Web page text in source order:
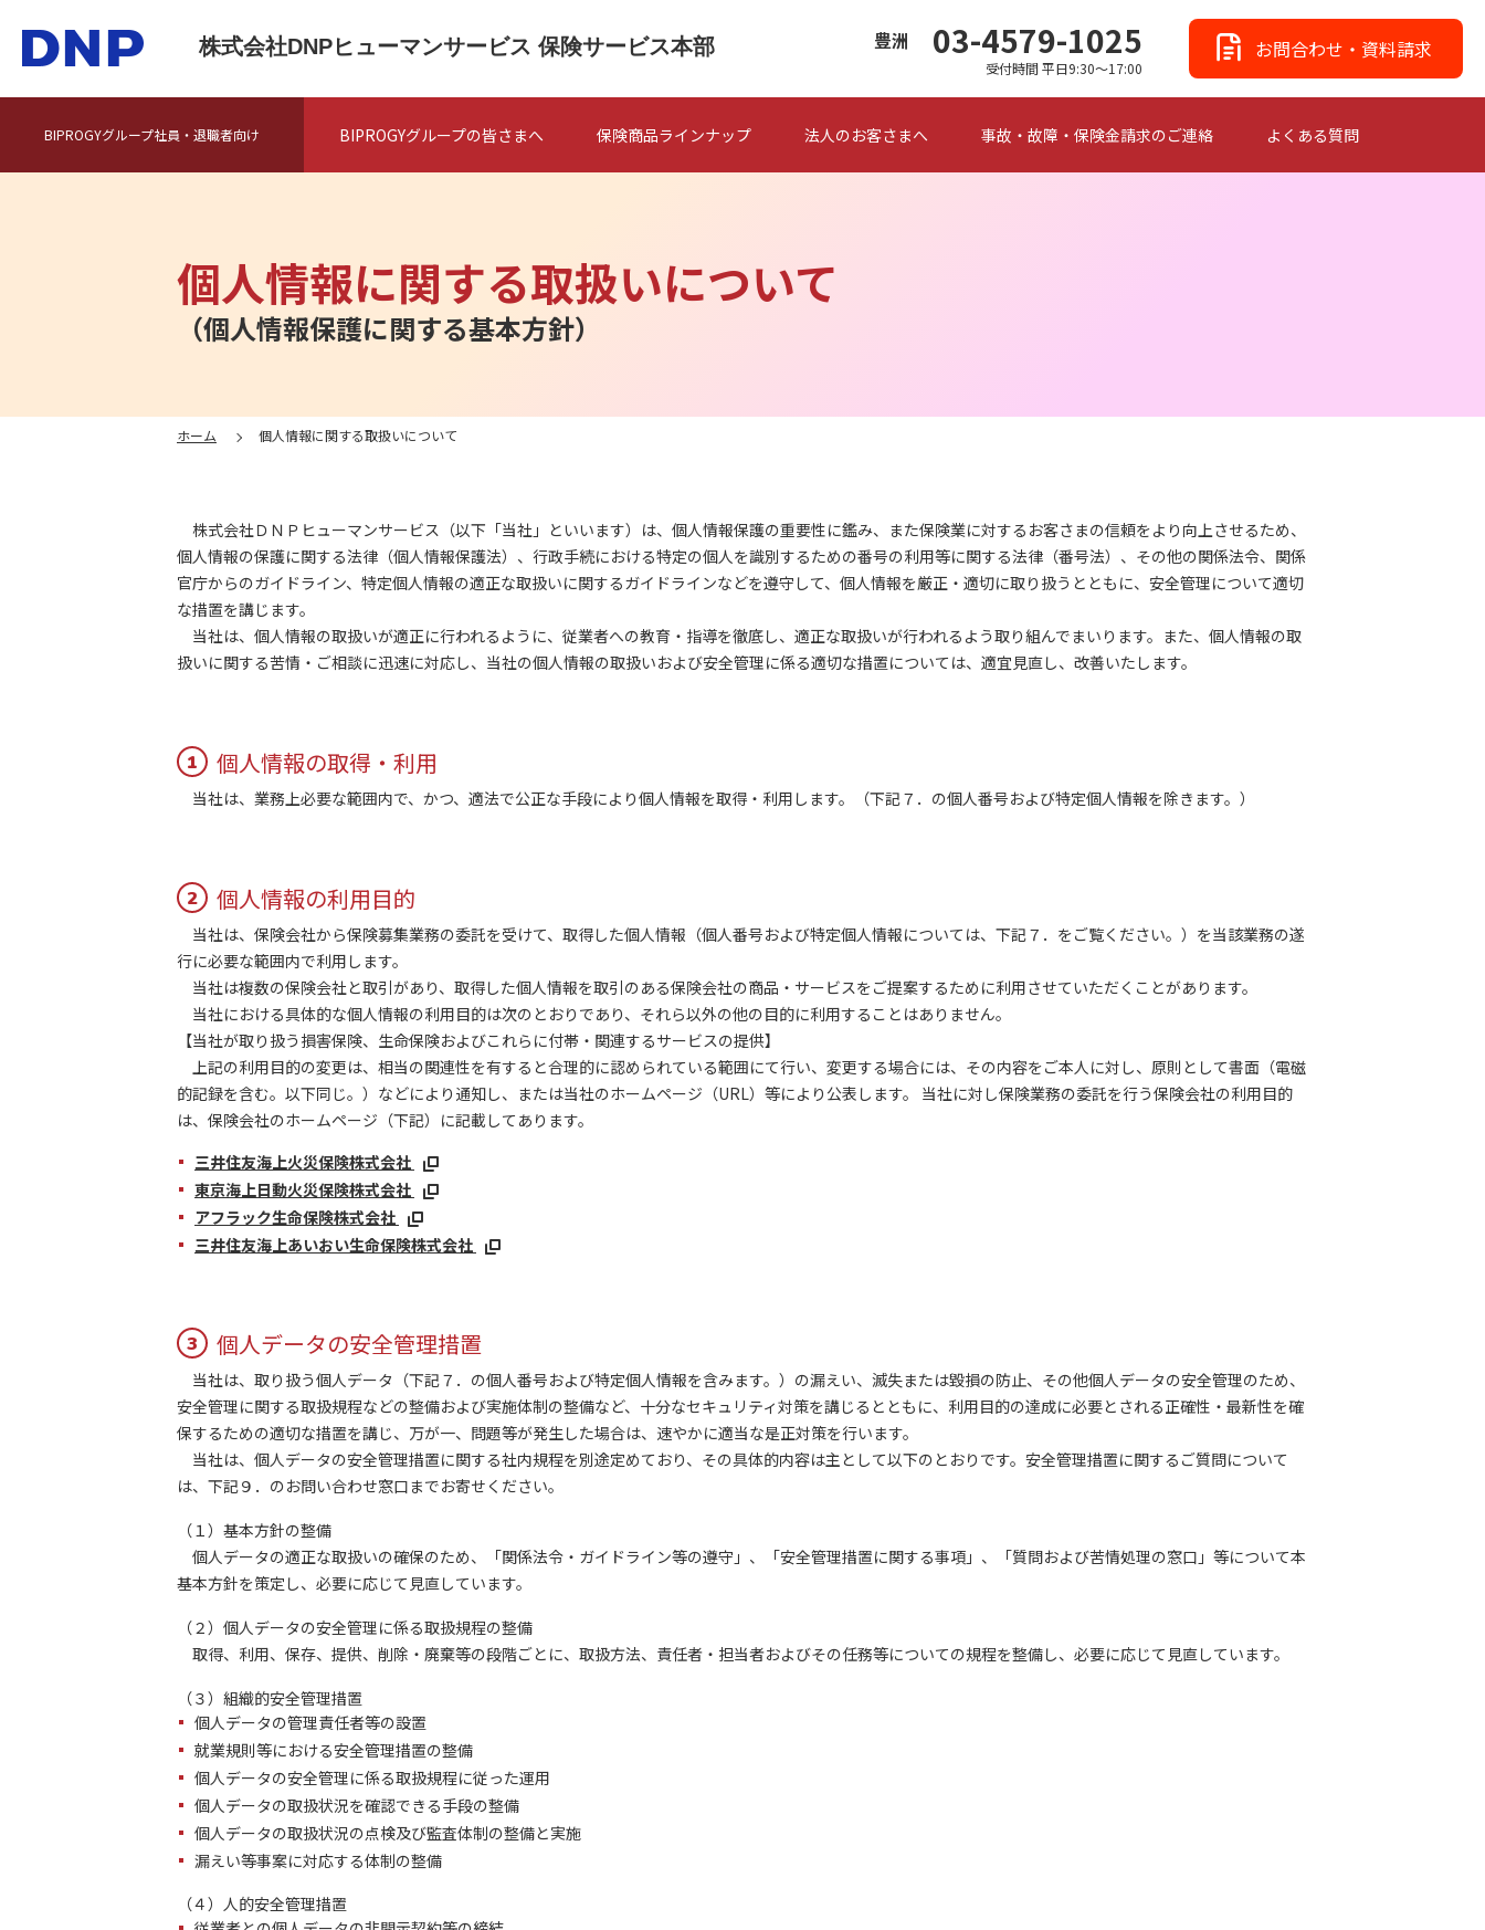
株式会社DNPヒューマンサービス 保険サービス本部
BIPROGYグループ社員・退職者向け BIPROGYグループの皆さまへ 保険商品ラインナップ 法人のお客さまへ 事故・故障・保険金請求のご連絡 よくある質問
豊洲 03-4579-1025
受付時間 平日9:30～17:00
お問合わせ・資料請求
個人情報に関する取扱いについて
（個人情報保護に関する基本方針）
ホーム 個人情報に関する取扱いについて
株式会社ＤＮＰヒューマンサービス（以下「当社」といいます）は、個人情報保護の重要性に鑑み、また保険業に対するお客さまの信頼をより向上させるため、
個人情報の保護に関する法律（個人情報保護法）、行政手続における特定の個人を識別するための番号の利用等に関する法律（番号法）、その他の関係法令、関係
官庁からのガイドライン、特定個人情報の適正な取扱いに関するガイドラインなどを遵守して、個人情報を厳正・適切に取り扱うとともに、安全管理について適切
な措置を講じます。
当社は、個人情報の取扱いが適正に行われるように、従業者への教育・指導を徹底し、適正な取扱いが行われるよう取り組んでまいります。また、個人情報の取
扱いに関する苦情・ご相談に迅速に対応し、当社の個人情報の取扱いおよび安全管理に係る適切な措置については、適宜見直し、改善いたします。
1 個人情報の取得・利用
当社は、業務上必要な範囲内で、かつ、適法で公正な手段により個人情報を取得・利用します。（下記７．の個人番号および特定個人情報を除きます。）
2 個人情報の利用目的
当社は、保険会社から保険募集業務の委託を受けて、取得した個人情報（個人番号および特定個人情報については、下記７．をご覧ください。）を当該業務の遂
行に必要な範囲内で利用します。
当社は複数の保険会社と取引があり、取得した個人情報を取引のある保険会社の商品・サービスをご提案するために利用させていただくことがあります。
当社における具体的な個人情報の利用目的は次のとおりであり、それら以外の他の目的に利用することはありません。
【当社が取り扱う損害保険、生命保険およびこれらに付帯・関連するサービスの提供】
上記の利用目的の変更は、相当の関連性を有すると合理的に認められている範囲にて行い、変更する場合には、その内容をご本人に対し、原則として書面（電磁
的記録を含む。以下同じ。）などにより通知し、または当社のホームページ（URL）等により公表します。 当社に対し保険業務の委託を行う保険会社の利用目的
は、保険会社のホームページ（下記）に記載してあります。
三井住友海上火災保険株式会社
東京海上日動火災保険株式会社
アフラック生命保険株式会社
三井住友海上あいおい生命保険株式会社
3 個人データの安全管理措置
当社は、取り扱う個人データ（下記７．の個人番号および特定個人情報を含みます。）の漏えい、滅失または毀損の防止、その他個人データの安全管理のため、
安全管理に関する取扱規程などの整備および実施体制の整備など、十分なセキュリティ対策を講じるとともに、利用目的の達成に必要とされる正確性・最新性を確
保するための適切な措置を講じ、万が一、問題等が発生した場合は、速やかに適当な是正対策を行います。
当社は、個人データの安全管理措置に関する社内規程を別途定めており、その具体的内容は主として以下のとおりです。安全管理措置に関するご質問について
は、下記９．のお問い合わせ窓口までお寄せください。
（１）基本方針の整備
個人データの適正な取扱いの確保のため、「関係法令・ガイドライン等の遵守」、「安全管理措置に関する事項」、「質問および苦情処理の窓口」等について本
基本方針を策定し、必要に応じて見直しています。
（２）個人データの安全管理に係る取扱規程の整備
取得、利用、保存、提供、削除・廃棄等の段階ごとに、取扱方法、責任者・担当者およびその任務等についての規程を整備し、必要に応じて見直しています。
（３）組織的安全管理措置
個人データの管理責任者等の設置
就業規則等における安全管理措置の整備
個人データの安全管理に係る取扱規程に従った運用
個人データの取扱状況を確認できる手段の整備
個人データの取扱状況の点検及び監査体制の整備と実施
漏えい等事案に対応する体制の整備
（４）人的安全管理措置